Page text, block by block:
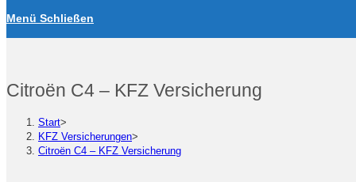
Menü Schließen
Citroën C4 – KFZ Versicherung
Start>
KFZ Versicherungen>
Citroën C4 – KFZ Versicherung